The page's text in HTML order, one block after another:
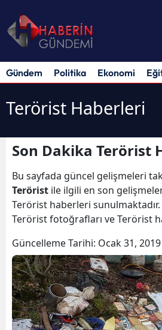
Gündem Politika Ekonomi
Terörist Haberleri
Son Dakika Terörist
Bu sayfada güncel gelişmeleri
Terörist ile ilgili en son
Terörist haberleri
Terörist fotoğrafları ve Terörist
Güncelleme Tarihi: Ocak 31,